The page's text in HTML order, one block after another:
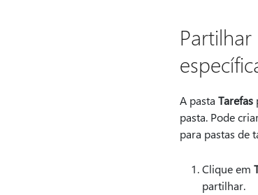
A pasta Tarefas
pasta. Pode
para pastas de
Clique em
partilhar.